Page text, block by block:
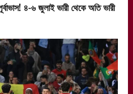
পূর্বাভাস! ৪-৬ জুলাই ভারী থেকে অতি ভারী